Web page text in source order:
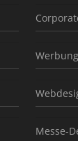
Messe-